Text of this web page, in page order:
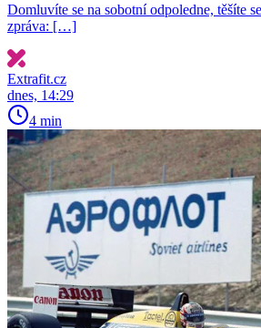
Domluvíte se na sobotní odpoledne, těšíte
zpráva: […]
Extrafit.cz
dnes, 14:29
4 min